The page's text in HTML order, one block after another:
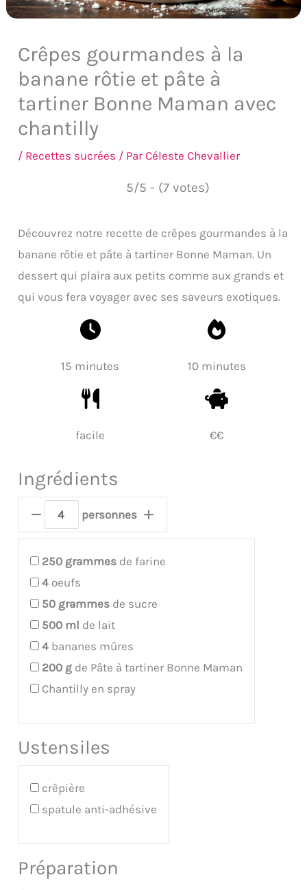
Crêpes gourmandes à la
banane rôtie et pâte à
tartiner Bonne Maman avec
chantilly
/ Recettes sucrées / ParCéleste Chevallier
5/5 - (7 votes)
Découvrez notre recette de crêpes gourmandes à la
banane rôtie et pâte à tartiner Bonne Maman. Un
dessert qui plaira aux petits comme aux grands et
qui vous fera voyager avec ses saveurs exotiques.
15 minutes 10 minutes
facile €€
Ingrédients
personnes
250 grammes de farine
4 oeufs
50 grammes de sucre
500 ml de lait
4 bananes mûres
200 g de Pâte à tartiner Bonne Maman
Chantilly en spray
Ustensiles
crêpière
spatule anti-adhésive
Préparation